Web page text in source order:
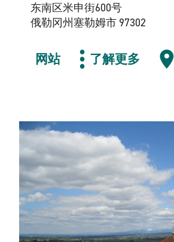
东南区米申街600号
俄勒冈州塞勒姆市 97302
网站 了解更多